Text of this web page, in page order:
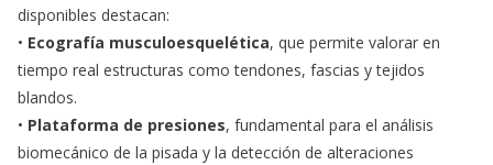
disponibles destacan:
• Ecografía musculoesquelética, que permite valorar en
tiempo real estructuras como tendones, fascias y tejidos
blandos.
• Plataforma de presiones, fundamental para el análisis
biomecánico de la pisada y la detección de alteraciones